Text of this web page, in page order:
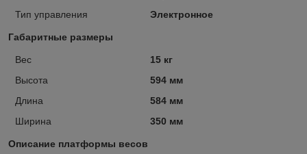
Тип управления
Электронное
Габаритные размеры
Вес
15 кг
Высота
594 мм
Длина
584 мм
Ширина
350 мм
Описание платформы весов